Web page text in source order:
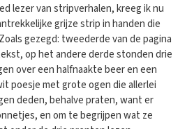
lezer van stripverhalen, kreeg ik nu
grijze strip in handen die
gezegd: tweederde van de pagina
op het andere derde stonden drie
over een halfnaakte beer en een
poesje met grote ogen die allerlei
deden, behalve praten, want er
en om te begrijpen wat ze